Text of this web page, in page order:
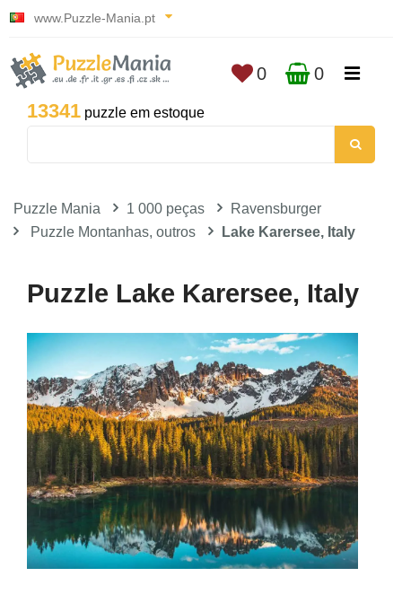
www.Puzzle-Mania.pt
13341 puzzle em estoque
0 0
Puzzle Mania 1 000 peças
Ravensburger
Puzzle Montanhas, outros
Lake Karersee, Italy
Puzzle Lake Karersee, Italy